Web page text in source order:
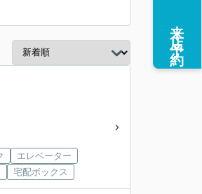
エレベーター
宅配ボックス
来店予約